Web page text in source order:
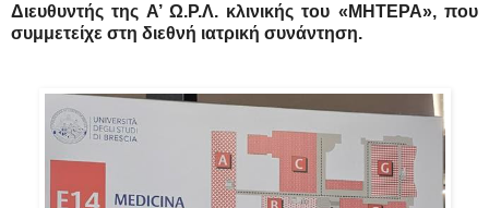
Διευθυντής της Α’ Ω.Ρ.Λ. κλινικής του «ΜΗΤΕΡΑ», που
συμμετείχε στη διεθνή ιατρική συνάντηση.